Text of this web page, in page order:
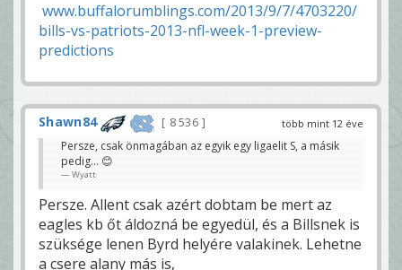
www.buffalorumblings.com/2013/9/7/4703220/
bills-vs-patriots-2013-nfl-week-1-preview-
predictions
több mint 12 éve
Shawn84
8 536
Persze, csak önmagában az egyik egy ligaelit S, a másik
pedig... 😊
Wyatt
Persze. Allent csak azért dobtam be mert az
eagles kb őt áldozná be egyedül, és a Billsnek is
szüksége lenen Byrd helyére valakinek. Lehetne
a csere alany más is,